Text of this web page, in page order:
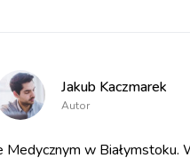
Jakub Kaczmarek
Autor
w Białymstoku.